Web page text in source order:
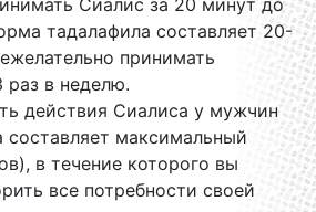
Сиалис за 20 минут до
тадалафила составляет 20-
принимать
раз в неделю.
действия Сиалиса у мужчин
составляет максимальный
в течение которого вы
все потребности своей